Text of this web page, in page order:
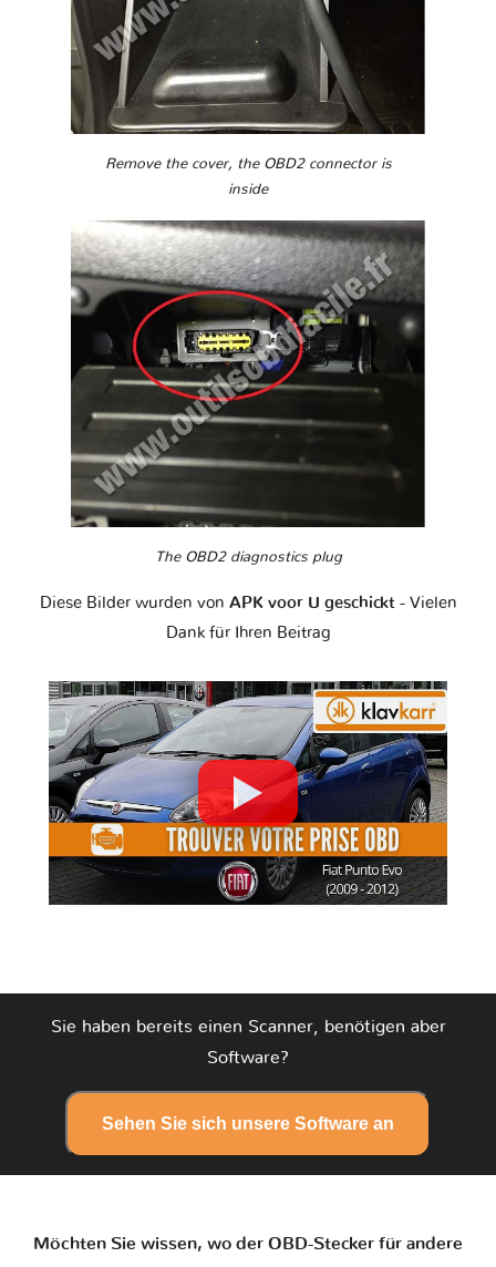
Remove the cover, the OBD2 connector is
inside
The OBD2 diagnostics plug
Diese Bilder wurden von APK voor U geschickt - Vielen
Dank für Ihren Beitrag
Sie haben bereits einen Scanner, benötigen aber
Software?
Sehen Sie sich unsere Software an
Möchten Sie wissen, wo der OBD-Stecker für andere